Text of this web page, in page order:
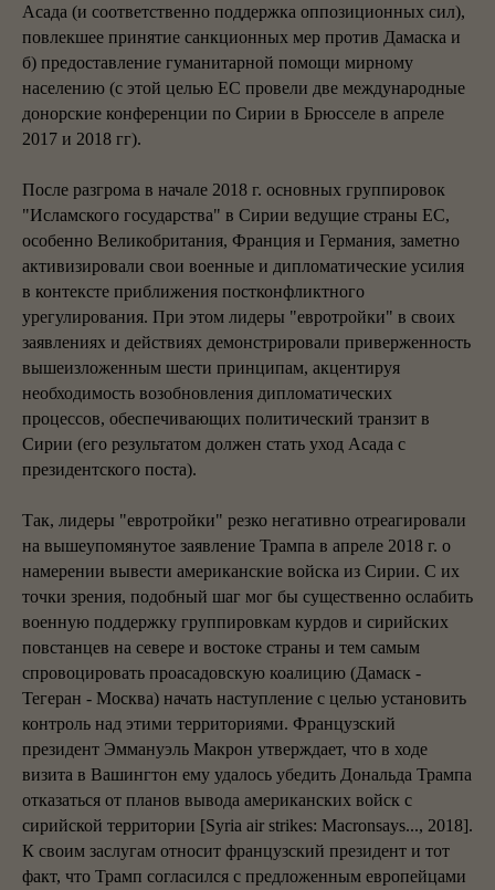
Асада (и соответственно поддержка оппозиционных сил),
повлекшее принятие санкционных мер против Дамаска и
б) предоставление гуманитарной помощи мирному
населению (с этой целью ЕС провели две международные
донорские конференции по Сирии в Брюсселе в апреле
2017 и 2018 гг).
После разгрома в начале 2018 г. основных группировок
"Исламского государства" в Сирии ведущие страны ЕС,
особенно Великобритания, Франция и Германия, заметно
активизировали свои военные и дипломатические усилия
в контексте приближения постконфликтного
урегулирования. При этом лидеры "евротройки" в своих
заявлениях и действиях демонстрировали приверженность
вышеизложенным шести принципам, акцентируя
необходимость возобновления дипломатических
процессов, обеспечивающих политический транзит в
Сирии (его результатом должен стать уход Асада с
президентского поста).
Так, лидеры "евротройки" резко негативно отреагировали
на вышеупомянутое заявление Трампа в апреле 2018 г. о
намерении вывести американские войска из Сирии. С их
точки зрения, подобный шаг мог бы существенно ослабить
военную поддержку группировкам курдов и сирийских
повстанцев на севере и востоке страны и тем самым
спровоцировать проасадовскую коалицию (Дамаск -
Тегеран - Москва) начать наступление с целью установить
контроль над этими территориями. Французский
президент Эммануэль Макрон утверждает, что в ходе
визита в Вашингтон ему удалось убедить Дональда Трампа
отказаться от планов вывода американских войск с
сирийской территории [Syria air strikes: Macronsays..., 2018].
К своим заслугам относит французский президент и тот
факт, что Трамп согласился с предложенным европейцами